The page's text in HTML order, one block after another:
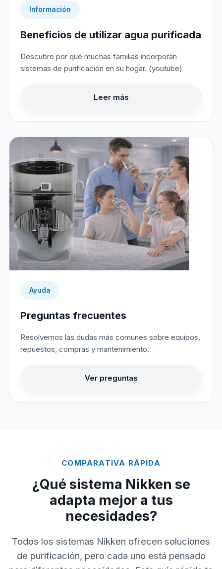
Información
Beneficios de utilizar agua purificada
Descubre por qué muchas familias incorporan
sistemas de purificación en su hogar. (youtube)
Leer más
Ayuda
Preguntas frecuentes
Resolvemos las dudas más comunes sobre equipos,
repuestos, compras y mantenimiento.
Ver preguntas
COMPARATIVA RÁPIDA
¿Qué sistema Nikken se
adapta mejor a tus
necesidades?
Todos los sistemas Nikken ofrecen soluciones
de purificación, pero cada uno está pensado